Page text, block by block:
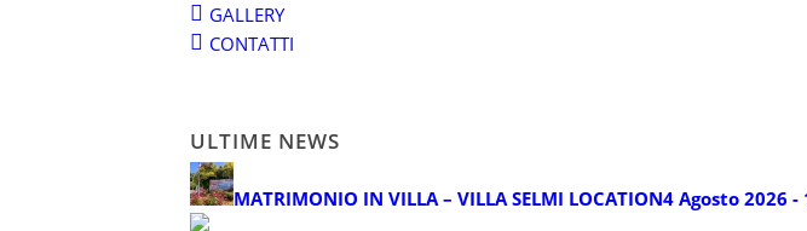
GALLERY
CONTATTI
ULTIME NEWS
MATRIMONIO IN VILLA – VILLA SELMI LOCATION4 Agosto 2026 -